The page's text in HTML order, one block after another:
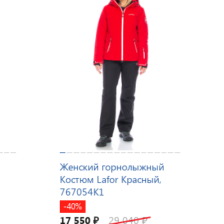
Женский горнолыжный
Костюм Lafor Красный,
767054K1
-40%
17 550₽ 29 040₽